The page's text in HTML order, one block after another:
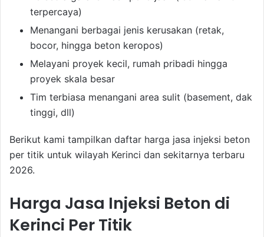
terpercaya)
Menangani berbagai jenis kerusakan (retak,
bocor, hingga beton keropos)
Melayani proyek kecil, rumah pribadi hingga
proyek skala besar
Tim terbiasa menangani area sulit (basement, dak
tinggi, dll)
Berikut kami tampilkan daftar harga jasa injeksi beton
per titik untuk wilayah Kerinci dan sekitarnya terbaru
2026.
Harga Jasa Injeksi Beton di
Kerinci Per Titik